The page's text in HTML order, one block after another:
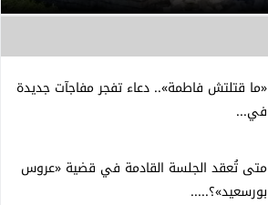
«ما قتلتش فاطمة».. دعاء تفجر مفاجآت جديدة
في...
متى تُعقد الجلسة القادمة في قضية «عروس
بورسعيد»؟.....